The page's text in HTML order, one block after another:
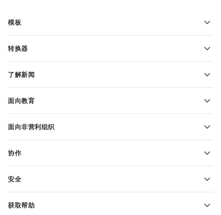
模板
文本文档模板
转换器
转换电子表格
了解新闻
面向教育
适用于教育人士
面向非营利组织
申请免费帐户
协作
翻译人员
安全
获取帮助